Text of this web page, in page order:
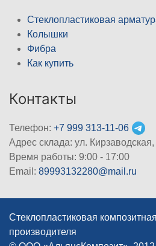
Стеклопластиковая
Колышки
Фибра
Как купить
Контакты
Телефон: +7 999 313-11-06
Адрес склада: ул. Кирзаводская,
Время работы: 9:00 - 17:00
Email: 89993132280@mail.ru
Стеклопластиковая
производителя